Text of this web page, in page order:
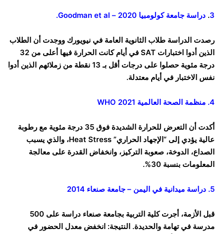
3
. دراسة جامعة كولومبيا 2020 – Goodman et al.
رصدت الدراسة طلاب الثانوية العامة في نيويورك ووجدت أن الطلاب
الذين أدوا اختبارات SAT في أيام كانت الحرارة فيها أعلى من 32
درجة مئوية حصلوا على درجات أقل بـ 13 نقطة من زملائهم الذين أدوا
نفس الاختبار في أيام معتدلة.
4. منظمة الصحة العالمية WHO 2021
أكدت أن التعرض للحرارة الشديدة فوق 35 درجة مئوية مع رطوبة
عالية يؤدي إلى “الإجهاد الحراري” Heat Stress، والذي يسبب
الصداع، الدوخة، صعوبة التركيز، وانخفاض القدرة على معالجة
المعلومات بنسبة 30%.
5. دراسة ميدانية في اليمن – جامعة صنعاء 2014
قبل الأزمة، أجرت كلية التربية بجامعة صنعاء دراسة على 500
مدرسة في تهامة والحديدة. النتيجة: انخفض معدل الحضور في